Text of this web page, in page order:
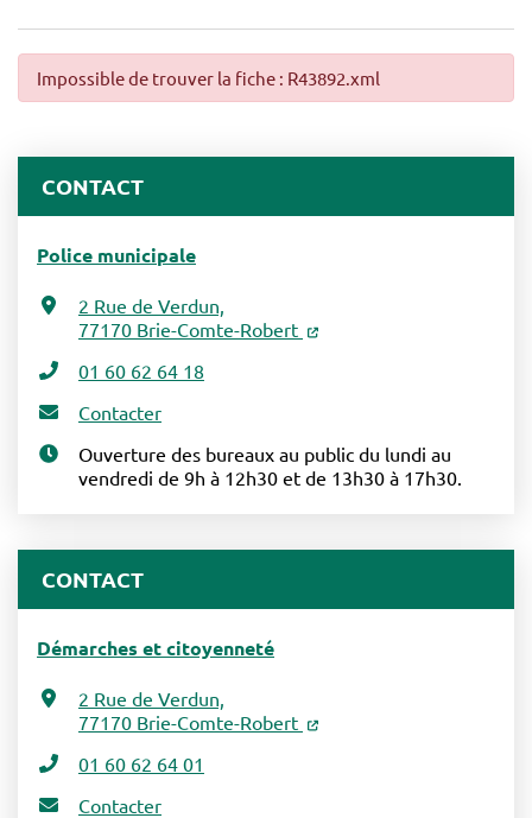
Impossible de trouver la fiche : R43892.xml
CONTACT
Police municipale
2 Rue de Verdun,
77170 Brie-Comte-Robert
01 60 62 64 18
Contacter
Ouverture des bureaux au public du lundi au
vendredi de 9h à 12h30 et de 13h30 à 17h30.
CONTACT
Démarches et citoyenneté
2 Rue de Verdun,
77170 Brie-Comte-Robert
01 60 62 64 01
Contacter